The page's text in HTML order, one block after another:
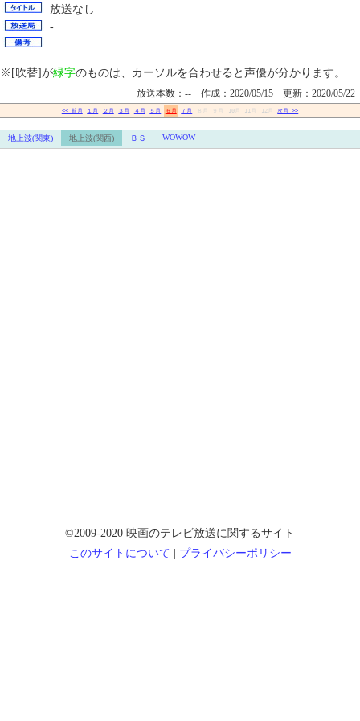
放送なし
-
※[吹替]が緑字のものは、カーソルを合わせると声優が分かります。
放送本数：-- 作成：2020/05/15 更新：2020/05/22
<< 前月 １月 ２月 ３月 ４月 ５月 ６月 ７月 ８月 ９月 10月 11月 12月 次月 >>
地上波(関東) 地上波(関西) ＢＳ WOWOW
©2009-2020 映画のテレビ放送に関するサイト
このサイトについて
プライバシーポリシー